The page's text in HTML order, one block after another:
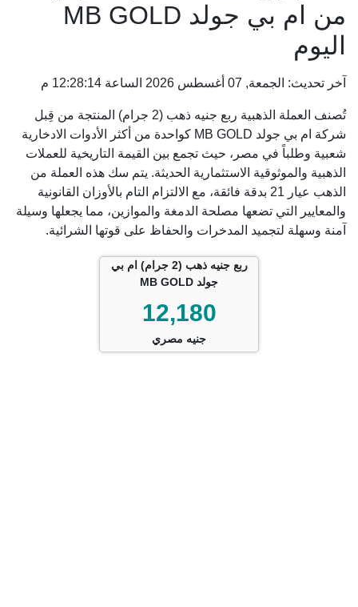
من ام بي جولد MB GOLD
اليوم
آخر تحديث: الجمعة, 07 أغسطس 2026 الساعة 12:28:14 م
تُصنف العملة الذهبية ربع جنيه ذهب (2 جرام) المنتجة من قِبل
شركة ام بي جولد MB GOLD كواحدة من أكثر الأدوات الادخارية
شعبية وطلباً في مصر، حيث تجمع بين القيمة التاريخية للعملات
الذهبية والموثوقية الاستثمارية الحديثة. يتم سك هذه العملة من
الذهب عيار 21 بدقة فائقة، مع الالتزام التام بالأوزان القانونية
والمعايير التي تضعها مصلحة الدمغة والموازين، مما يجعلها وسيلة
آمنة وسهلة لتجميد المدخرات والحفاظ على قوتها الشرائية.
ربع جنيه ذهب (2 جرام) ام بي
جولد MB GOLD
12,180
جنيه مصري